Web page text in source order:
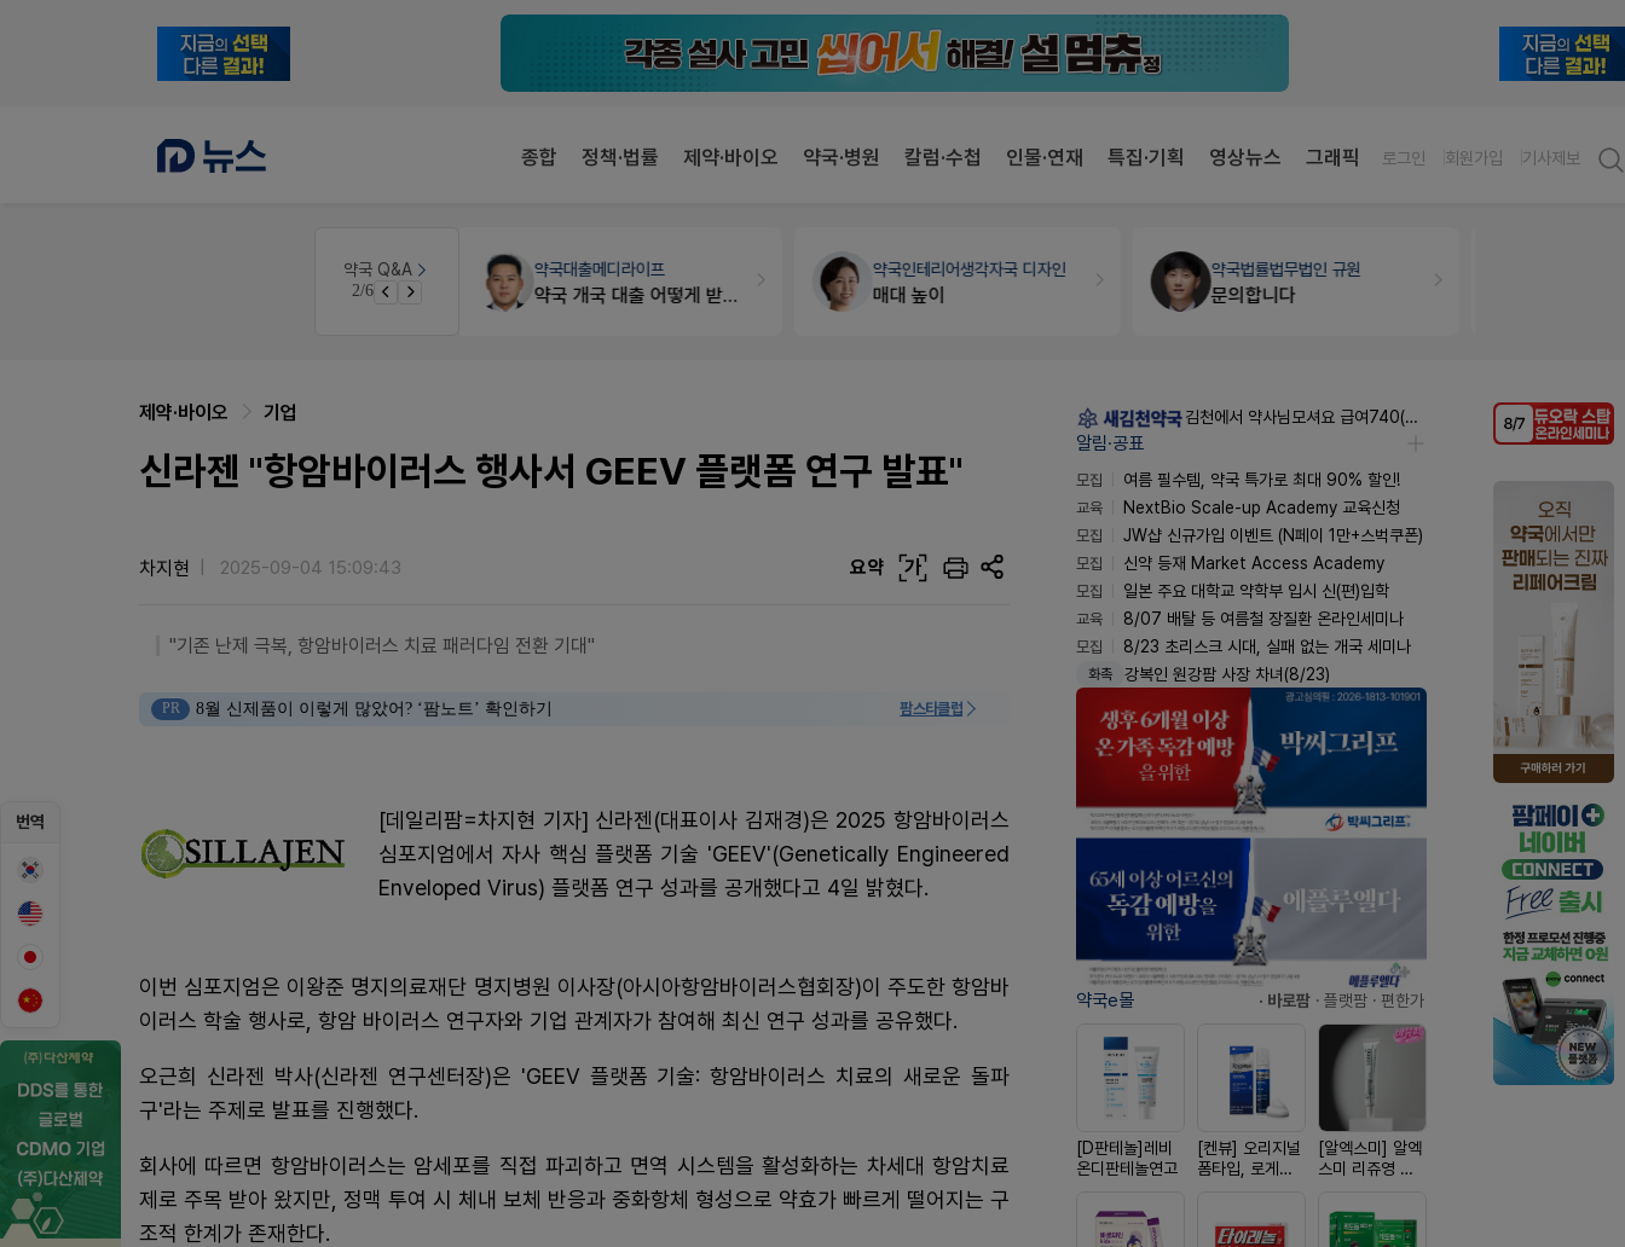
종합 정책·법률 제약·바이오 약국·병원 칼럼·수첩 인물·연재 특집·기획 영상뉴스 그래픽 로그인 회원가입 기사제보
약국 Q&A
3/6 약국 개국 대출 어떻게 받아야할지 어렵습니다
약국인테리어생각자국 디자인
매대 높이
약국법률법무법인 규원
문의합니다
개국·경영휴베이스
Pm2000쓰는데..
번역
제약·바이오 기업
신라젠 "항암바이러스 행사서 GEEV 플랫폼 연구 발표"
차지현 2025-09-04 15:09:43 요약 가
"기존 난제 극복, 항암바이러스 치료 패러다임 전환 기대"
PR 8월 신제품이 이렇게 많았어? ‘팜노트’ 확인하기 팜스타클럽
[데일리팜=차지현 기자] 신라젠(대표이사 김재경)은 2025 항암바이러스
심포지엄에서 자사 핵심 플랫폼 기술 'GEEV'(Genetically Engineered
Enveloped Virus) 플랫폼 연구 성과를 공개했다고 4일 밝혔다.
이번 심포지엄은 이왕준 명지의료재단 명지병원 이사장(아시아항암바이러스협회장)이 주도한 항암바
이러스 학술 행사로, 항암 바이러스 연구자와 기업 관계자가 참여해 최신 연구 성과를 공유했다.
오근희 신라젠 박사(신라젠 연구센터장)은 'GEEV 플랫폼 기술: 항암바이러스 치료의 새로운 돌파
구'라는 주제로 발표를 진행했다.
회사에 따르면 항암바이러스는 암세포를 직접 파괴하고 면역 시스템을 활성화하는 차세대 항암치료
제로 주목 받아 왔지만, 정맥 투여 시 체내 보체 반응과 중화항체 형성으로 약효가 빠르게 떨어지는 구
조적 한계가 존재한다.
김천에서 약사님모셔요 급여740(퇴직금선지급시실수령800),KTXSRT김천구미역있음
알림·공표
모집
여름 필수템, 약국 특가로 최대 90% 할인!
교육
NextBio Scale-up Academy 교육신청
모집
JW샵 신규가입 이벤트 (N페이 1만+스벅쿠폰)
모집
신약 등재 Market Access Academy
모집
일본 주요 대학교 약학부 입시 신(편)입학
교육
8/07 배탈 등 여름철 장질환 온라인세미나
모집
8/23 초리스크 시대, 실패 없는 개국 세미나
화촉 강복인 원강팜 사장 차녀(8/23)
약국e몰 · 바로팜 · 플랫팜 · 편한가
[D판테놀]레비
온디판테놀연고
[켄뷰] 오리지널
폼타입, 로게인
[알엑스미] 알엑
스미 리쥬영 울
10000 딥리페
어 크림